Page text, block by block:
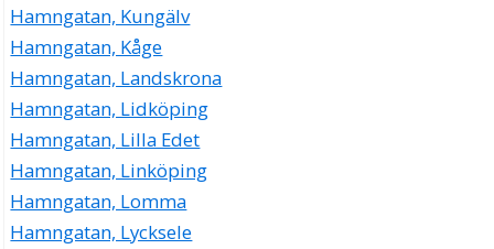
Hamngatan, Kungälv
Hamngatan, Kåge
Hamngatan, Landskrona
Hamngatan, Lidköping
Hamngatan, Lilla Edet
Hamngatan, Linköping
Hamngatan, Lomma
Hamngatan, Lycksele